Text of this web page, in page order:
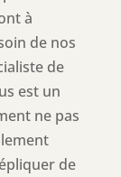
à
de nos
de
est un
ne pas
de